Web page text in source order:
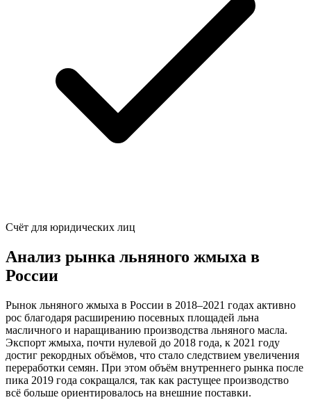
Счёт для юридических лиц
Анализ рынка льняного жмыха в
России
Рынок льняного жмыха в России в 2018–2021 годах активно
рос благодаря расширению посевных площадей льна
масличного и наращиванию производства льняного масла.
Экспорт жмыха, почти нулевой до 2018 года, к 2021 году
достиг рекордных объёмов, что стало следствием увеличения
переработки семян. При этом объём внутреннего рынка после
пика 2019 года сокращался, так как растущее производство
всё больше ориентировалось на внешние поставки.